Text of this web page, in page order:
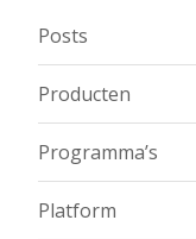
Posts
Producten
Programma’s
Platform